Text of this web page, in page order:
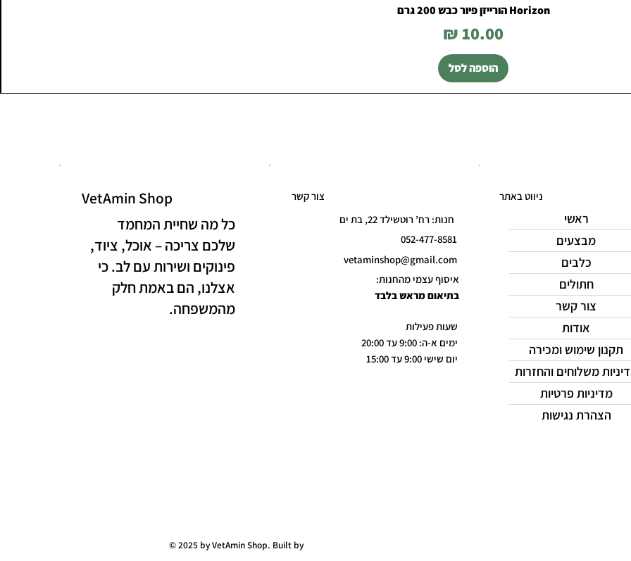
Horizon הורייזן פיור כבש 200 גרם
מחיר
הוספה לסל
VetAmin Shop
כל מה שחיית המחמד
שלכם צריכה – אוכל, ציוד,
פינוקים ושירות עם לב. כי
אצלנו, הם באמת חלק
מהמשפחה.
חנות: רח’ רוטשילד 22, בת ים
052-477-8581
vetaminshop@gmail.com
איסוף עצמי מהחנות:
בתיאום מראש בלבד
שעות פעילות
ימים א-ה: 9:00 עד 20:00
יום שישי 9:00 עד 15:00
צור קשר ניווט באתר
ראשי
מבצעים
כלבים
חתולים
צור קשר
אודות
תקנון שימוש ומכירה
משלוחים והחזרות
מדיניות פרטיות
הצהרת נגישות
© 2025 by VetAmin Shop. Built by